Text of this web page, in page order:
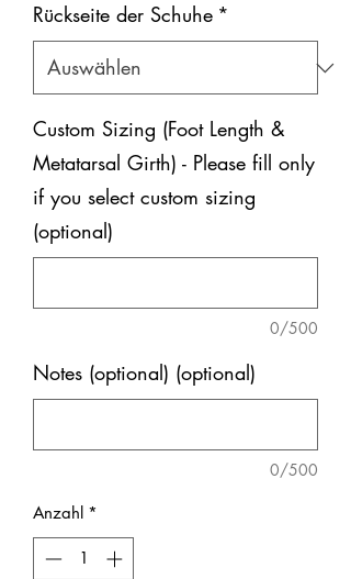
Rückseite der Schuhe *
Custom Sizing (Foot Length &
Metatarsal Girth) - Please fill only
if you select custom sizing
(optional)
0/500
Notes (optional) (optional)
0/500
Anzahl *